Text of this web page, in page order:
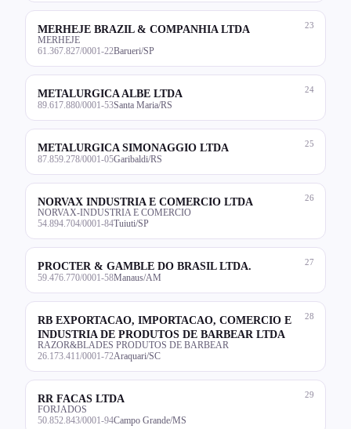
23
MERHEJE BRAZIL & COMPANHIA LTDA
MERHEJE
61.367.827/0001-22Barueri/SP
24
METALURGICA ALBE LTDA
89.617.880/0001-53Santa Maria/RS
25
METALURGICA SIMONAGGIO LTDA
87.859.278/0001-05Garibaldi/RS
26
NORVAX INDUSTRIA E COMERCIO LTDA
NORVAX-INDUSTRIA E COMERCIO
54.894.704/0001-84Tuiuti/SP
27
PROCTER & GAMBLE DO BRASIL LTDA.
59.476.770/0001-58Manaus/AM
28
RB EXPORTACAO, IMPORTACAO, COMERCIO E
INDUSTRIA DE PRODUTOS DE BARBEAR LTDA
RAZOR&BLADES PRODUTOS DE BARBEAR
26.173.411/0001-72Araquari/SC
29
RR FACAS LTDA
FORJADOS
50.852.843/0001-94Campo Grande/MS